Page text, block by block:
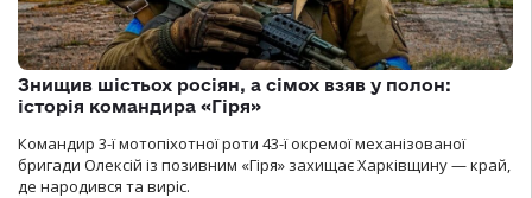
Знищив шістьох росіян, а сімох взяв у полон:
історія командира «Гіря»
Командир 3-ї мотопіхотної роти 43-ї окремої механізованої
бригади Олексій із позивним «Гіря» захищає Харківщину — край,
де народився та виріс.